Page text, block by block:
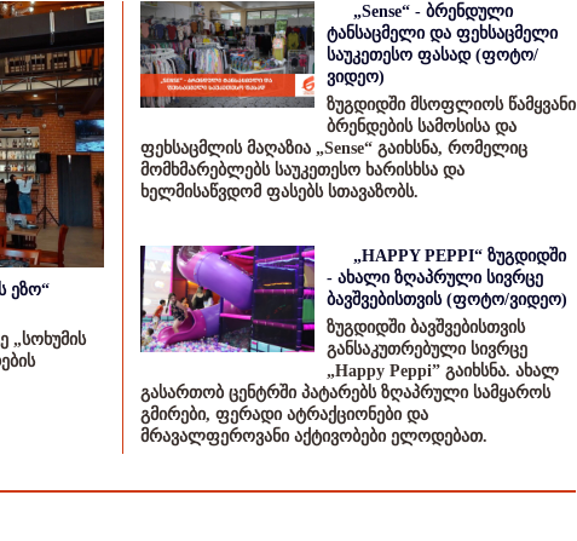
ეზო“
„სოხუმის
„Sense“ - ბრენდული
ტანსაცმელი და ფეხსაცმელი
საუკეთესო ფასად (ფოტო/
ვიდეო)
ზუგდიდში მსოფლიოს წამყვანი
ბრენდების სამოსისა და
ფეხსაცმლის მაღაზია „Sense“ გაიხსნა, რომელიც
მომხმარებლებს საუკეთესო ხარისხსა და
ხელმისაწვდომ ფასებს სთავაზობს.
„HAPPY PEPPI“ ზუგდიდში
- ახალი ზღაპრული სივრცე
ბავშვებისთვის (ფოტო/ვიდეო)
ზუგდიდში ბავშვებისთვის
განსაკუთრებული სივრცე
„Happy Peppi” გაიხსნა. ახალ
გასართობ ცენტრში პატარებს ზღაპრული სამყაროს
გმირები, ფერადი ატრაქციონები და
მრავალფეროვანი აქტივობები ელოდებათ.